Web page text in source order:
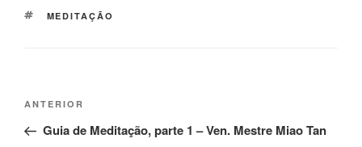
MEDITAÇÃO
ANTERIOR
Guia de Meditação, parte 1 – Ven. Mestre Miao Tan